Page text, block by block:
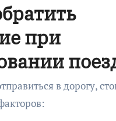
при
в дорогу,